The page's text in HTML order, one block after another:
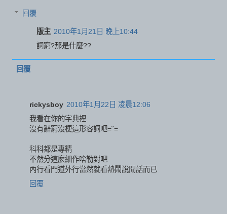
回覆
版主 2010年1月21日 晚上10:44
詞窮?那是什麼??
回覆
rickysboy 2010年1月22日 凌晨12:06
我看在你的字典裡
沒有辭窮沒梗這形容詞吧=ˇ=
科科都是專精
不然分這麼細作啥勒對吧
內行看門道外行當然就看熱鬧說閒話而已
回覆